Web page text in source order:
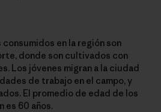
en la región son
donde son cultivados con
Los jóvenes migran a la ciudad
de trabajo en el campo, y
El promedio de edad de los
es 60 años.